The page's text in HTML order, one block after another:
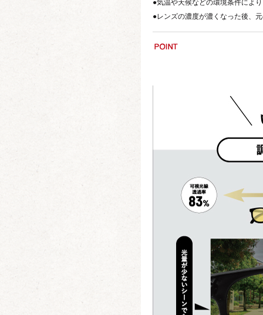
●気温や天候などの環境条件によ
●レンズの濃度が濃くなった後、